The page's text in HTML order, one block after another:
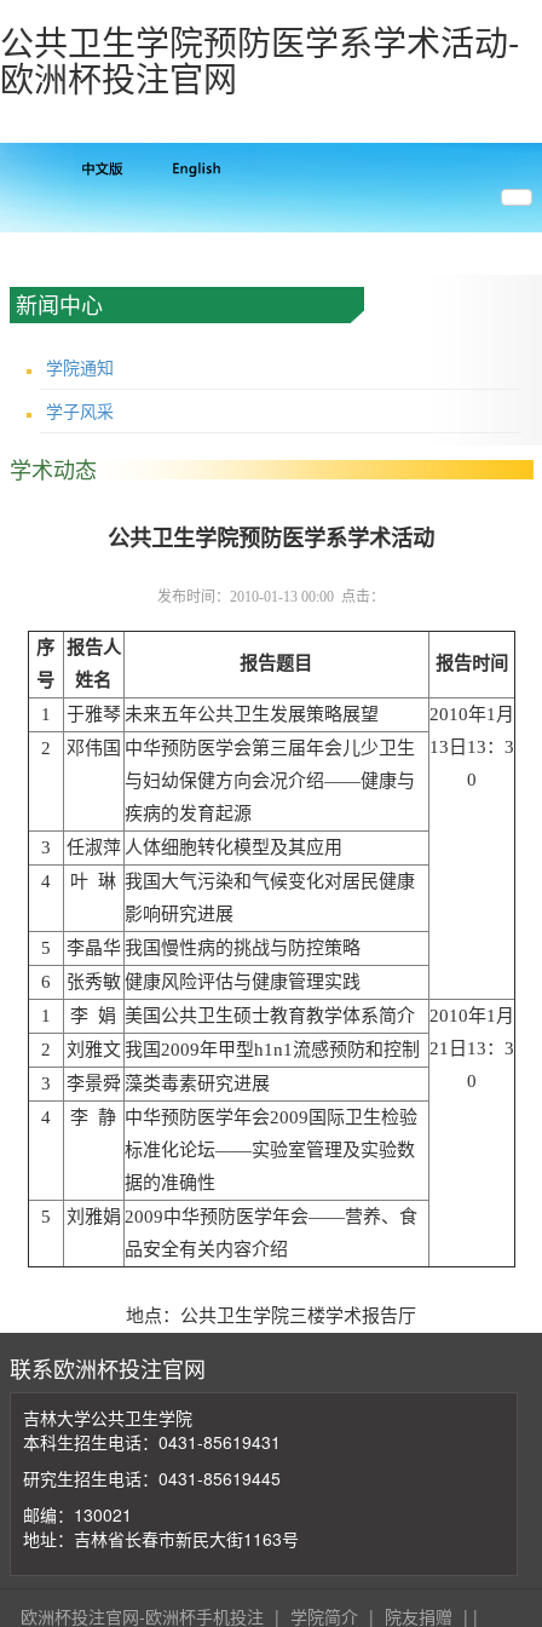
公共卫生学院预防医学系学术活动-
欧洲杯投注官网
新闻中心
学院通知
学子风采
学术动态
公共卫生学院预防医学系学术活动
发布时间：2010-01-13 00:00 点击：
序
号
报告人
姓名
报告题目 报告时间
1 于雅琴 未来五年公共卫生发展策略展望
2010年1月
13日13：3
0
2 邓伟国 中华预防医学会第三届年会儿少卫生
与妇幼保健方向会况介绍——健康与
疾病的发育起源
3
任淑萍 人体细胞转化模型及其应用
4
叶 琳 我国大气污染和气候变化对居民健康
影响研究进展
5
李晶华 我国慢性病的挑战与防控策略
6
张秀敏 健康风险评估与健康管理实践
1
李 娟 美国公共卫生硕士教育教学体系简介
2010年1月
21日13：3
0
2 刘雅文 我国2009年甲型h1n1流感预防和控制
3
李景舜 藻类毒素研究进展
4
李 静 中华预防医学年会2009国际卫生检验
标准化论坛——实验室管理及实验数
据的准确性
5
刘雅娟 2009中华预防医学年会——营养、食
品安全有关内容介绍
地点：公共卫生学院三楼学术报告厅
联系欧洲杯投注官网
吉林大学公共卫生学院
本科生招生电话：0431-85619431
研究生招生电话：0431-85619445
邮编：130021
地址：吉林省长春市新民大街1163号
欧洲杯投注官网-欧洲杯手机投注 | 学院简介 | 院友捐赠 | |